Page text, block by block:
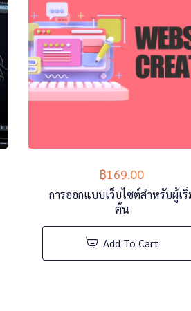
฿169.00
การออกแบบเว็บไซต์สำหรับผู้เริ่
ต้น
Add To Cart